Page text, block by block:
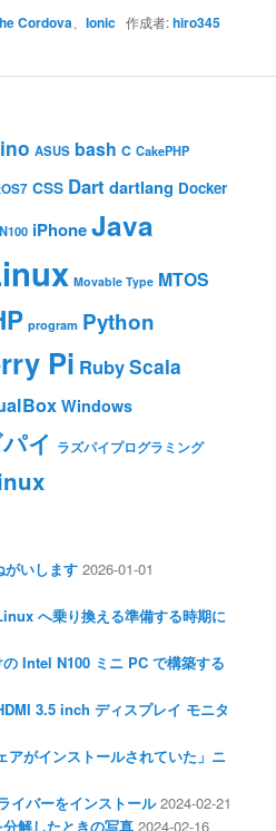
Cordova 、Ionic 作成者:hiro345
ASUS bash C CakePHP
CSS Dart dartlang Docker
iPhoneJava
Movable Type MTOS
program Python
Pi RubyScala
Windows
イ ラズパイプログラミング
がいします 2026-01-01
へ乗り換える準備する時期に
Intel N100 ミニ PC で構築する
3.5 inch ディスプレイ モニタ
アがインストールされていた」ニ
イバーをインストール 2024-02-21
解したときの写真 2024-02-16